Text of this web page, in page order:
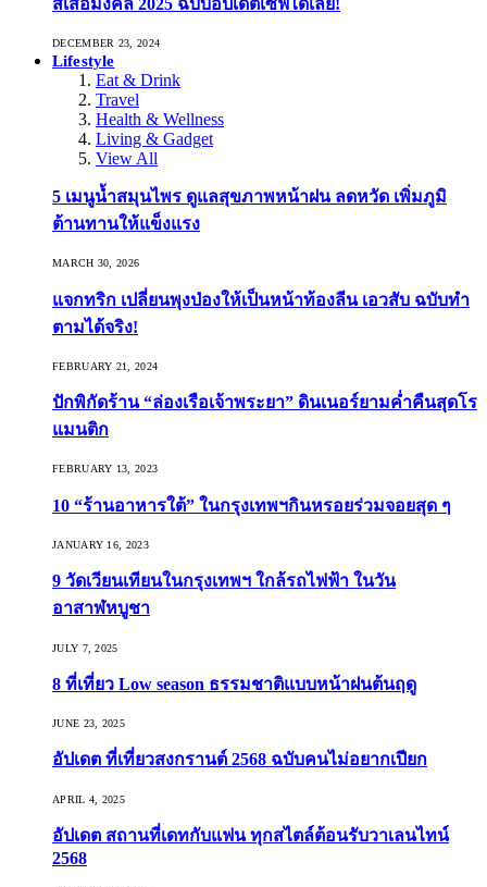
DECEMBER 23, 2024
Lifestyle
Eat & Drink
Travel
Health & Wellness
Living & Gadget
View All
5 เมนูน้ำสมุนไพร ดูแลสุขภาพหน้าฝน ลดหวัด เพิ่มภูมิ
ต้านทานให้แข็งแรง
MARCH 30, 2026
แจกทริก เปลี่ยนพุงป่องให้เป็นหน้าท้องลีน เอวสับ ฉบับทำ
ตามได้จริง!
FEBRUARY 21, 2024
ปักพิกัดร้าน “ล่องเรือเจ้าพระยา” ดินเนอร์ยามค่ำคืนสุดโร
แมนติก
FEBRUARY 13, 2023
10 “ร้านอาหารใต้” ในกรุงเทพฯกินหรอยร่วมจอยสุด ๆ
JANUARY 16, 2023
9 วัดเวียนเทียนในกรุงเทพฯ ใกล้รถไฟฟ้า ในวัน
อาสาฬหบูชา
JULY 7, 2025
8 ที่เที่ยว Low season ธรรมชาติแบบหน้าฝนต้นฤดู️
JUNE 23, 2025
อัปเดต ที่เที่ยวสงกรานต์ 2568 ฉบับคนไม่อยากเปียก
APRIL 4, 2025
อัปเดต สถานที่เดทกับแฟน ทุกสไตล์ต้อนรับวาเลนไทน์
2568